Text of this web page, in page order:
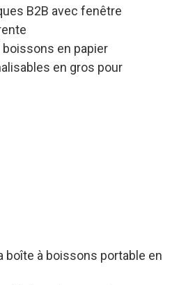
B2B avec fenêtre
boissons en papier
en gros pour
boîte à boissons portable en